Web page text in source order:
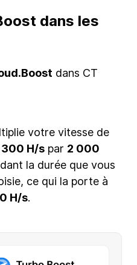
dans les
dans CT
votre vitesse de
300 H/s par 2 000
la durée que vous
ce qui la porte à
H/s.